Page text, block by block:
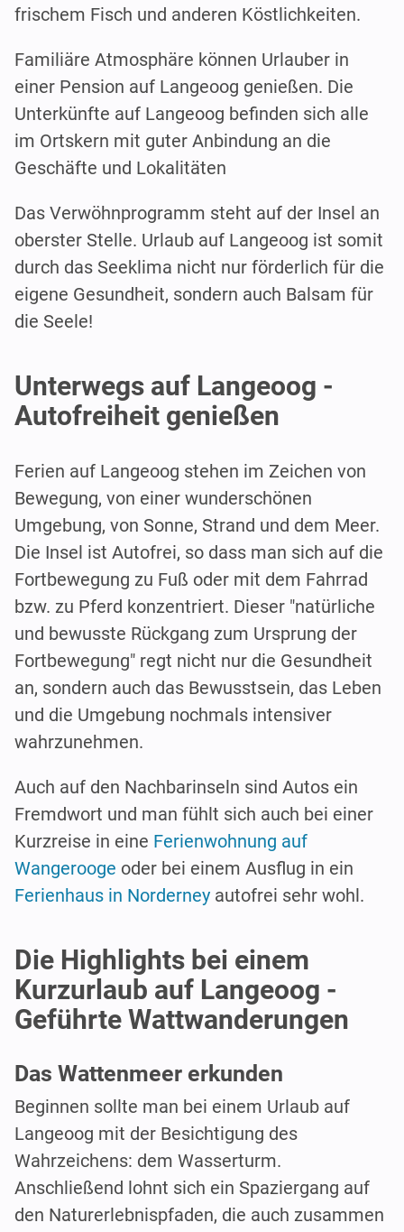
frischem Fisch und anderen Köstlichkeiten.
Familiäre Atmosphäre können Urlauber in
einer Pension auf Langeoog genießen. Die
Unterkünfte auf Langeoog befinden sich alle
im Ortskern mit guter Anbindung an die
Geschäfte und Lokalitäten
Das Verwöhnprogramm steht auf der Insel an
oberster Stelle. Urlaub auf Langeoog ist somit
durch das Seeklima nicht nur förderlich für die
eigene Gesundheit, sondern auch Balsam für
die Seele!
Unterwegs auf Langeoog -
Autofreiheit genießen
Ferien auf Langeoog stehen im Zeichen von
Bewegung, von einer wunderschönen
Umgebung, von Sonne, Strand und dem Meer.
Die Insel ist Autofrei, so dass man sich auf die
Fortbewegung zu Fuß oder mit dem Fahrrad
bzw. zu Pferd konzentriert. Dieser "natürliche
und bewusste Rückgang zum Ursprung der
Fortbewegung" regt nicht nur die Gesundheit
an, sondern auch das Bewusstsein, das Leben
und die Umgebung nochmals intensiver
wahrzunehmen.
Auch auf den Nachbarinseln sind Autos ein
Fremdwort und man fühlt sich auch bei einer
Kurzreise in eine Ferienwohnung auf
Wangerooge oder bei einem Ausflug in ein
Ferienhaus in Norderney autofrei sehr wohl.
Die Highlights bei einem
Kurzurlaub auf Langeoog -
Geführte Wattwanderungen
Das Wattenmeer erkunden
Beginnen sollte man bei einem Urlaub auf
Langeoog mit der Besichtigung des
Wahrzeichens: dem Wasserturm.
Anschließend lohnt sich ein Spaziergang auf
den Naturerlebnispfaden, die auch zusammen